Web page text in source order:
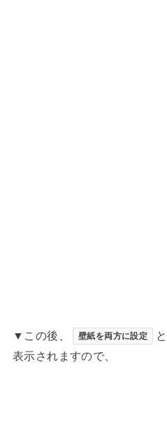
▼この後、 壁紙を両方に設定 と
表示されますので、